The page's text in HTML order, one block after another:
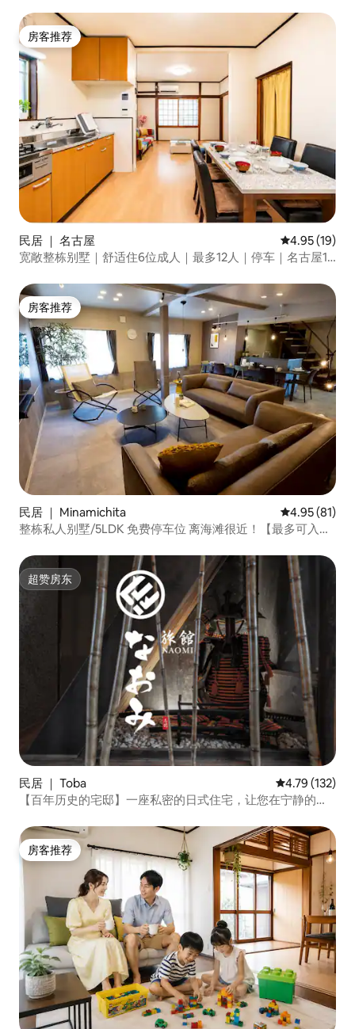
房客推荐
房客推荐
民居 ｜ 名古屋 平均评分
4.95 (19)
宽敞整栋别墅｜舒适住6位成人｜最多12人｜停车｜名古屋11
房客推荐
房客推荐
民居 ｜ Minamichita 平均评分
4.95 (81)
整栋私人别墅/5LDK 免费停车位 离海滩很近！【最多可入住
超赞房东
超赞房东
民居 ｜ Toba 平均评分 4.79
4.79 (132)
【百年历史的宅邸】一座私密的日式住宅，让您在宁静的港
房客推荐
房客推荐